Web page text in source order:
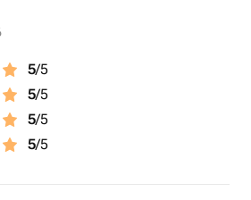
5/5
5/5
5/5
5/5